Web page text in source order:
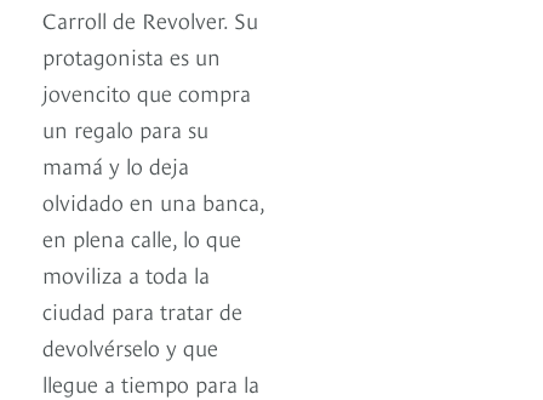
Carroll de Revolver. Su
protagonista es un
jovencito que compra
un regalo para su
mamá y lo deja
olvidado en una banca,
en plena calle, lo que
moviliza a toda la
ciudad para tratar de
devolvérselo y que
llegue a tiempo para la